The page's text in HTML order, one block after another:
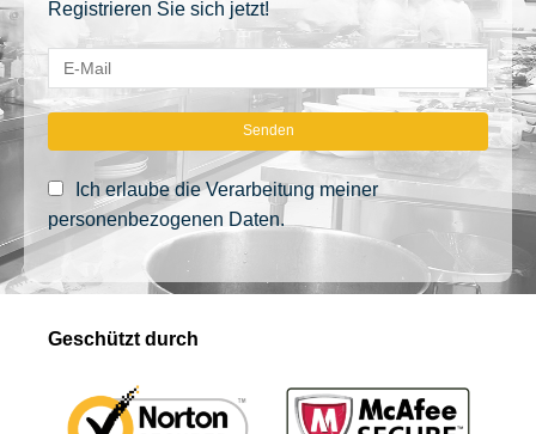
Registrieren Sie sich jetzt!
Ich erlaube die Verarbeitung meiner
personenbezogenen Daten.
Geschützt durch